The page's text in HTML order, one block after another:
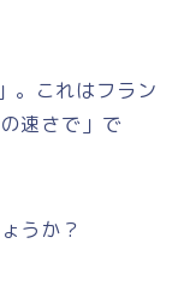
。これはフラン
速さで」で
うか？